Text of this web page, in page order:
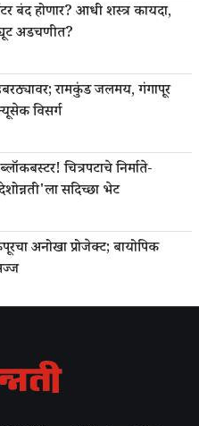
बंद होणार? आधी शस्त्र कायदा,
अडचणीत?
रामकुंड जलमय, गंगापूर
विसर्ग
चित्रपटाचे निर्माते-
सदिच्छा भेट
अनोखा प्रोजेक्ट; बायोपिक